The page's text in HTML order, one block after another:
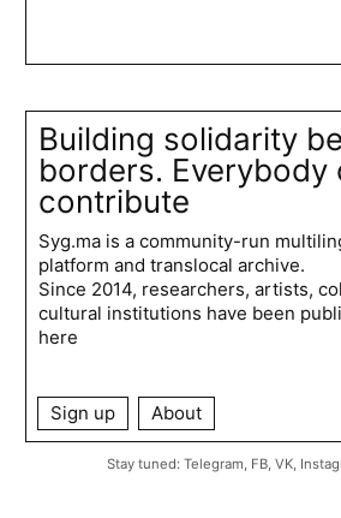
Building solidarity
borders. Everybody
contribute
Syg.ma is a community-run
platform and translocal archive.
Since 2014, researchers, artists,
cultural institutions have been
here
Sign up About
Stay tuned: Telegram, FB, VK,